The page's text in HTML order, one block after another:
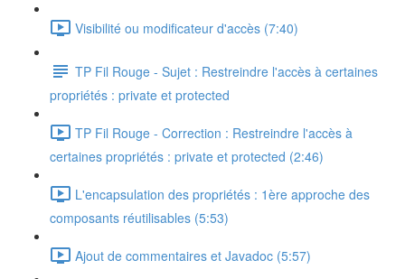
Visibilité ou modificateur d'accès (7:40)
TP Fil Rouge - Sujet : Restreindre l'accès à certaines
propriétés : private et protected
TP Fil Rouge - Correction : Restreindre l'accès à
certaines propriétés : private et protected (2:46)
L'encapsulation des propriétés : 1ère approche des
composants réutilisables (5:53)
Ajout de commentaires et Javadoc (5:57)